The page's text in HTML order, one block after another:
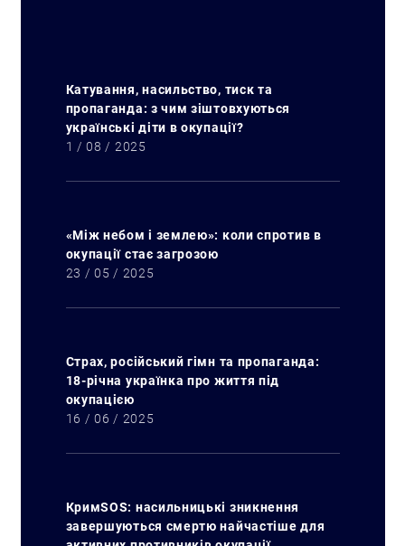
Катування, насильство, тиск та
пропаганда: з чим зіштовхуються
українські діти в окупації?
1 / 08 / 2025
«Між небом і землею»: коли спротив в
окупації стає загрозою
23 / 05 / 2025
Страх, російський гімн та пропаганда:
18-річна українка про життя під
окупацією
16 / 06 / 2025
КримSOS: насильницькі зникнення
завершуються смертю найчастіше для